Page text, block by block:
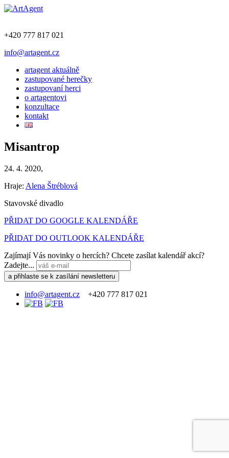
+420 777 817 021
info@artagent.cz
artagent aktuálně
zastupované herečky
zastupovaní herci
o artagentovi
konzultace
kontakt
Misantrop
24. 4. 2020,
Hraje: Alena Štréblová
Stavovské divadlo
PŘIDAT DO GOOGLE KALENDÁŘE
PŘIDAT DO OUTLOOK KALENDÁŘE
Zajímají Vás novinky o hercích? Chcete zasílat kalendář akcí?
Zadejte...
info@artagent.cz +420 777 817 021